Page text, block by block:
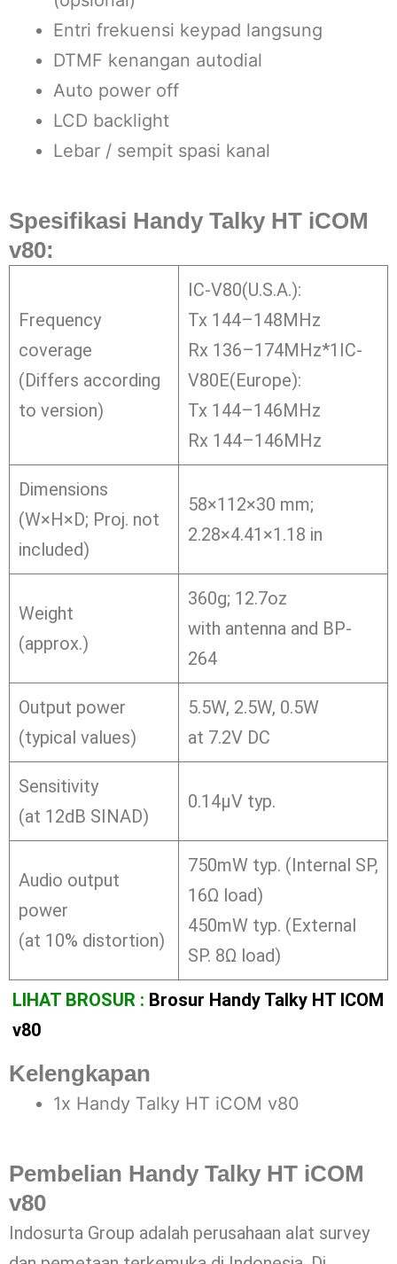
Entri frekuensi keypad langsung
DTMF kenangan autodial
Auto power off
LCD backlight
Lebar / sempit spasi kanal
Spesifikasi Handy Talky HT iCOM
v80:
Frequency
coverage
(Differs according
to version)
IC-V80(U.S.A.):
Tx 144–148MHz
Rx 136–174MHz*1IC-
V80E(Europe):
Tx 144–146MHz
Rx 144–146MHz
Dimensions
(W×H×D; Proj. not
included)
58×112×30 mm;
2.28×4.41×1.18 in
Weight
(approx.)
360g; 12.7oz
with antenna and BP-
264
Output power
(typical values)
5.5W, 2.5W, 0.5W
at 7.2V DC
Sensitivity
(at 12dB SINAD)
0.14μV typ.
Audio output
power
(at 10% distortion)
750mW typ. (Internal SP,
16Ω load)
450mW typ. (External
SP. 8Ω load)
LIHAT BROSUR : Brosur Handy Talky HT ICOM
v80
Kelengkapan
1x Handy Talky HT iCOM v80
Pembelian Handy Talky HT iCOM
v80
Indosurta Group adalah perusahaan alat survey